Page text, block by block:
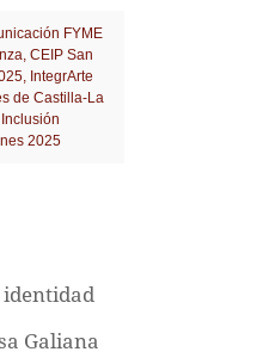
FYME
, CEIP San
, IntegrArte
de Castilla-La
2025
identidad
Galiana